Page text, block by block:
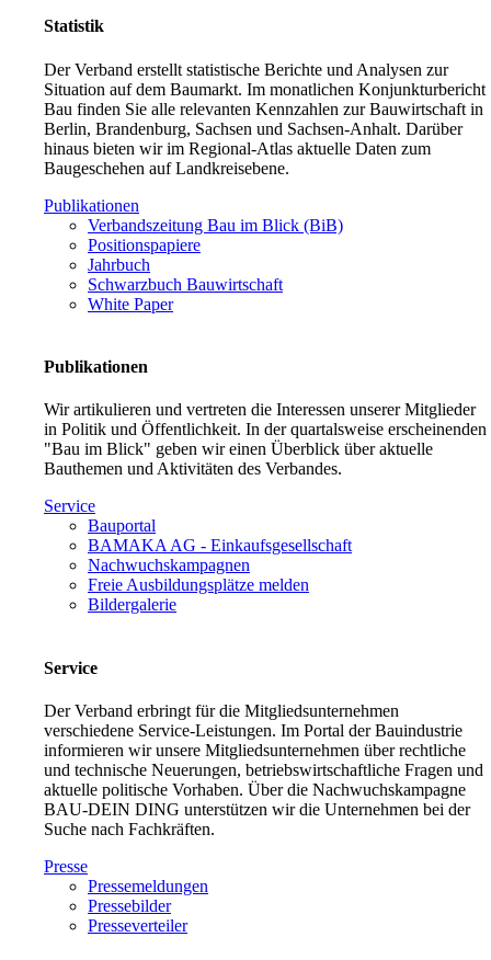
Statistik
Der Verband erstellt statistische Berichte und Analysen zur
Situation auf dem Baumarkt. Im monatlichen Konjunkturbericht
Bau finden Sie alle relevanten Kennzahlen zur Bauwirtschaft in
Berlin, Brandenburg, Sachsen und Sachsen-Anhalt. Darüber
hinaus bieten wir im Regional-Atlas aktuelle Daten zum
Baugeschehen auf Landkreisebene.
Publikationen
Verbandszeitung Bau im Blick (BiB)
Positionspapiere
Jahrbuch
Schwarzbuch Bauwirtschaft
White Paper
Publikationen
Wir artikulieren und vertreten die Interessen unserer Mitglieder
in Politik und Öffentlichkeit. In der quartalsweise erscheinenden
"Bau im Blick" geben wir einen Überblick über aktuelle
Bauthemen und Aktivitäten des Verbandes.
Service
Bauportal
BAMAKA AG - Einkaufsgesellschaft
Nachwuchskampagnen
Freie Ausbildungsplätze melden
Bildergalerie
Service
Der Verband erbringt für die Mitgliedsunternehmen
verschiedene Service-Leistungen. Im Portal der Bauindustrie
informieren wir unsere Mitgliedsunternehmen über rechtliche
und technische Neuerungen, betriebswirtschaftliche Fragen und
aktuelle politische Vorhaben. Über die Nachwuchskampagne
BAU-DEIN DING unterstützen wir die Unternehmen bei der
Suche nach Fachkräften.
Presse
Pressemeldungen
Pressebilder
Presseverteiler